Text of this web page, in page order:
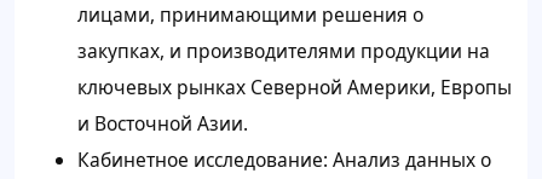
лицами, принимающими решения о
закупках, и производителями продукции на
ключевых рынках Северной Америки, Европы
и Восточной Азии.
Кабинетное исследование: Анализ данных о